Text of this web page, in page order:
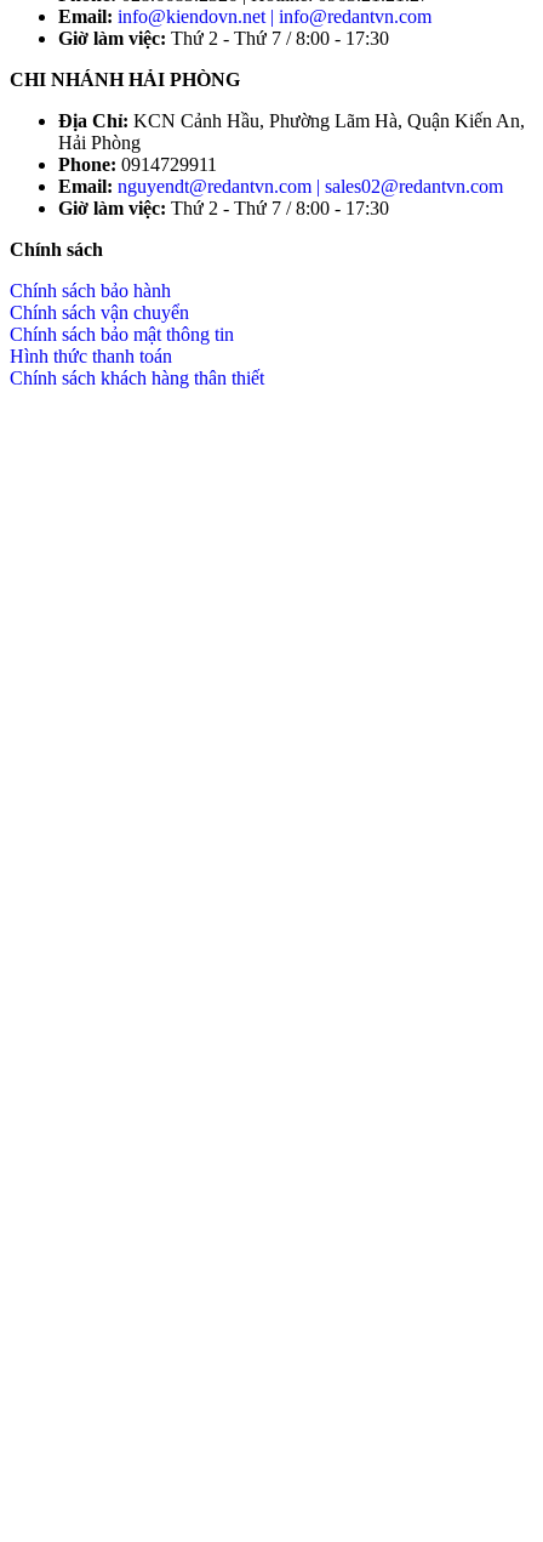
Email: info@kiendovn.net | info@redantvn.com
Giờ làm việc: Thứ 2 - Thứ 7 / 8:00 - 17:30
CHI NHÁNH HẢI PHÒNG
Địa Chỉ: KCN Cảnh Hầu, Phường Lãm Hà, Quận Kiến An,
Hải Phòng
Phone: 0914729911
Email: nguyendt@redantvn.com | sales02@redantvn.com
Giờ làm việc: Thứ 2 - Thứ 7 / 8:00 - 17:30
Chính sách
Chính sách bảo hành
Chính sách vận chuyển
Chính sách bảo mật thông tin
Hình thức thanh toán
Chính sách khách hàng thân thiết